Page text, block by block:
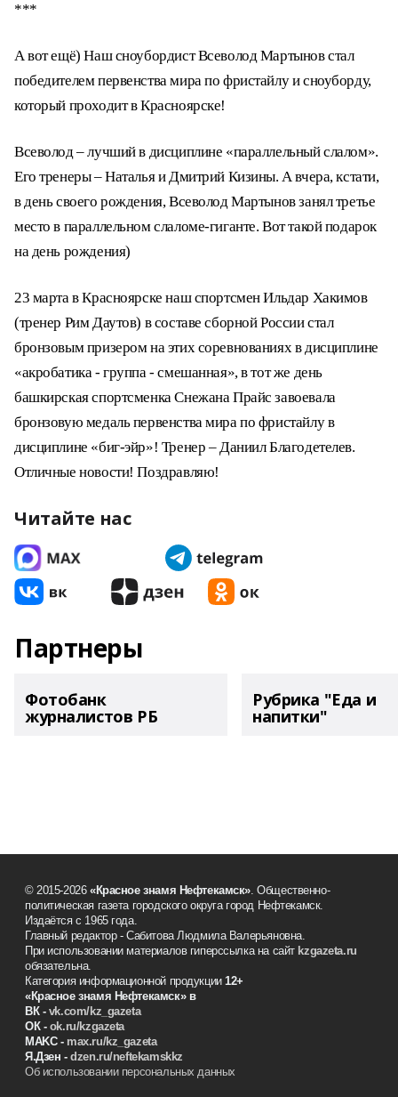
***
А вот ещё) Наш сноубордист Всеволод Мартынов стал
победителем первенства мира по фристайлу и сноуборду,
который проходит в Красноярске!
Всеволод – лучший в дисциплине «параллельный слалом».
Его тренеры – Наталья и Дмитрий Кизины. А вчера, кстати,
в день своего рождения, Всеволод Мартынов занял третье
место в параллельном слаломе-гиганте. Вот такой подарок
на день рождения)
23 марта в Красноярске наш спортсмен Ильдар Хакимов
(тренер Рим Даутов) в составе сборной России стал
бронзовым призером на этих соревнованиях в дисциплине
«акробатика - группа - смешанная», в тот же день
башкирская спортсменка Снежана Прайс завоевала
бронзовую медаль первенства мира по фристайлу в
дисциплине «биг-эйр»! Тренер – Даниил Благодетелев.
Отличные новости! Поздравляю!
Читайте нас
Партнеры
Фотобанк
журналистов РБ
Рубрика "Еда и
напитки"
© 2015-2026 «Красное знамя Нефтекамск». Общественно-
политическая газета городского округа город Нефтекамск.
Издаётся с 1965 года.
Главный редактор - Сабитова Людмила Валерьяновна.
При использовании материалов гиперссылка на сайт kzgazeta.ru
обязательна.
Категория информационной продукции12+
«Красное знамя Нефтекамск» в
ВК - vk.com/kz_gazeta
ОК - ok.ru/kzgazeta
MAKC - max.ru/kz_gazeta
Я.Дзен - dzen.ru/neftekamskkz
Об использовании персональных данных